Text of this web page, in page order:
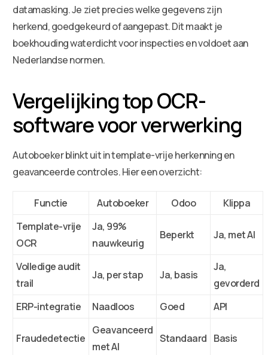
datamasking. Je ziet precies welke gegevens zijn
herkend, goedgekeurd of aangepast. Dit maakt je
boekhouding waterdicht voor inspecties en voldoet aan
Nederlandse normen.
Vergelijking top OCR-
software voor verwerking
Autoboeker blinkt uit in template-vrije herkenning en
geavanceerde controles. Hier een overzicht:
Functie Autoboeker Odoo
Klippa
Template-vrije
OCR
Ja, 99%
nauwkeurig
Beperkt Ja, met AI
Volledige audit
trail
Ja, per stap Ja, basis
Ja,
gevorderd
ERP-integratie
Naadloos Goed API
Fraudedetectie
Geavanceerd
met AI
Standaard Basis